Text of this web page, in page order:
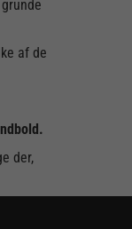
af de
der,